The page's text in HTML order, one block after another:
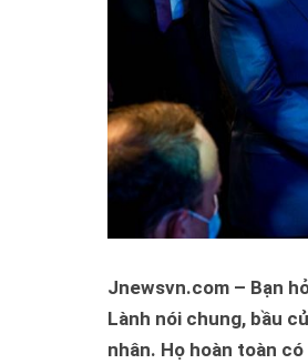
Jnewsvn.com – Bạn
Lành nói chung, bầu
nhân. Họ hoàn toàn